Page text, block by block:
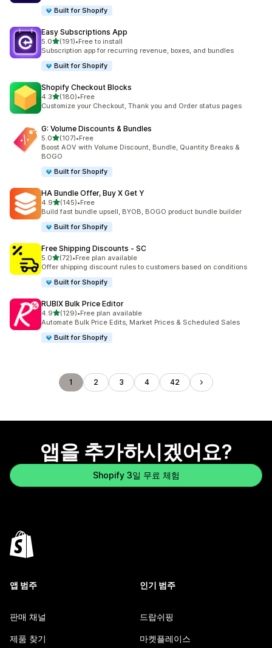
Built for Shopify
Easy Subscriptions App
5.0별 5개 중
(191)
총 리뷰 191개
•Free to install
Subscription app for recurring revenue, boxes, and bundles
Built for Shopify
Shopify Checkout Blocks
4.3별 5개 중
(180)
총 리뷰 180개
•Free
Customize your Checkout, Thank you and Order status pages
G: Volume Discounts & Bundles
5.0별 5개 중
(107)
총 리뷰 107개
•Free
Boost AOV with Volume Discount, Bundle, Quantity Breaks &
BOGO
Built for Shopify
HA Bundle Offer, Buy X Get Y
4.9별 5개 중
(145)
총 리뷰 145개
•Free
Build fast bundle upsell, BYOB, BOGO product bundle builder
Built for Shopify
Free Shipping Discounts ‑ SC
5.0별 5개 중
(72)
총 리뷰 72개
•Free plan available
Offer shipping discount rules to customers based on conditions
Built for Shopify
RUBIX Bulk Price Editor
4.9별 5개 중
(129)
총 리뷰 129개
•Free plan available
Automate Bulk Price Edits, Market Prices & Scheduled Sales
Built for Shopify
1 2 3 4 42
앱을 추가하시겠어요?
Shopify 3일 무료 체험
앱 범주
판매 채널
제품 찾기
인기 범주
드랍쉬핑
마켓플레이스